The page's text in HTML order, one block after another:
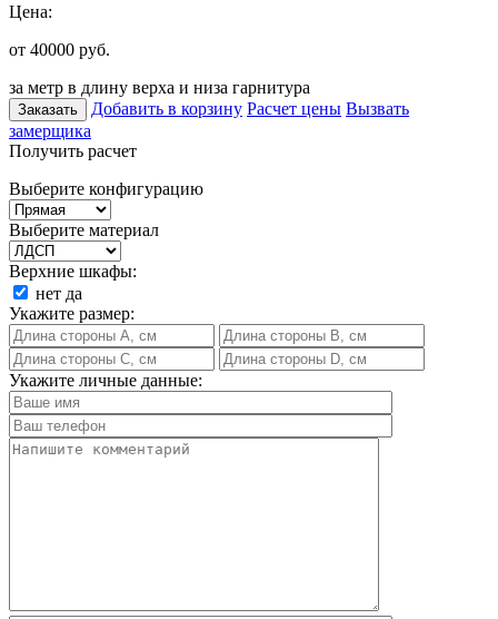
Цена:
от 40000 руб.
за метр в длину верха и низа гарнитура
Заказать Добавить в корзину Расчет цены Вызвать
замерщика
Получить расчет
Выберите конфигурацию
Выберите материал
Верхние шкафы:
нет да
Укажите размер:
Укажите личные данные: